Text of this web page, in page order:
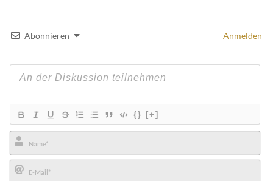
Abonnieren Anmelden
{} [+]
Name*